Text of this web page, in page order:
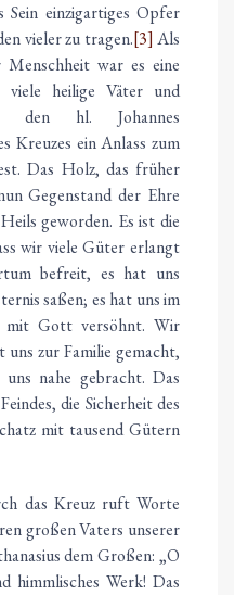
Sein einzigartiges Opfer
vieler zu tragen.[3] Als
war es eine
heilige Väter und
den hl. Johannes
Kreuzes ein Anlass zum
Das Holz, das früher
Gegenstand der Ehre
geworden. Es ist die
wir viele Güter erlangt
befreit, es hat uns
saßen; es hat uns im
mit Gott versöhnt. Wir
zur Familie gemacht,
nahe gebracht. Das
die Sicherheit des
mit tausend Gütern
das Kreuz ruft Worte
großen Vaters unserer
dem Großen: „O
himmlisches Werk! Das